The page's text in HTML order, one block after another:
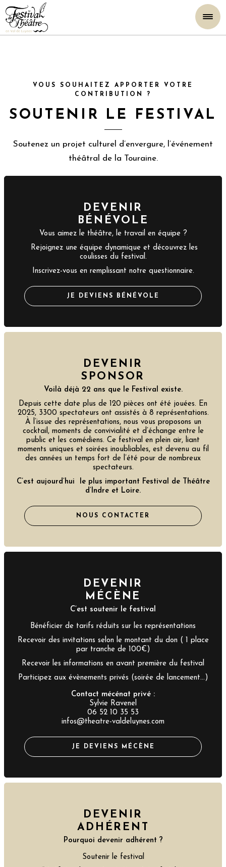
VOUS SOUHAITEZ APPORTER VOTRE
CONTRIBUTION ?
SOUTENIR LE FESTIVAL
Soutenez un projet culturel d’envergure, l’événement
théâtral de la Touraine.
DEVENIR
BÉNÉVOLE
Vous aimez le théâtre, le travail en équipe ?
Rejoignez une équipe dynamique et découvrez les
coulisses du festival.
Inscrivez-vous en remplissant notre questionnaire.
JE DEVIENS BÉNÉVOLE
DEVENIR
SPONSOR
Voilà déjà 22 ans que le Festival existe.
Depuis cette date plus de 120 pièces ont été jouées. En
2025, 3300 spectateurs ont assistés à 8 représentations.
À l’issue des représentations, nous vous proposons un
cocktail, moments de convivialité et d’échange entre le
public et les comédiens. Ce festival en plein air, liant
moments uniques et soirées inoubliables, est devenu au fil
des années un temps fort de l’été pour de nombreux
spectateurs.
C’est aujourd’hui le plus important Festival de Théâtre
d’Indre et Loire.
NOUS CONTACTER
DEVENIR
MÉCÈNE
C’est soutenir le festival
Bénéficier de tarifs réduits sur les représentations
Recevoir des invitations selon le montant du don ( 1 place
par tranche de 100€)
Recevoir les informations en avant première du festival
Participez aux évènements privés (soirée de lancement…)
Contact mécénat privé :
Sylvie Ravenel
06 52 10 35 53
infos@theatre-valdeluynes.com
JE DEVIENS MÉCÈNE
DEVENIR
ADHÉRENT
Pourquoi devenir adhérent ?
Soutenir le festival